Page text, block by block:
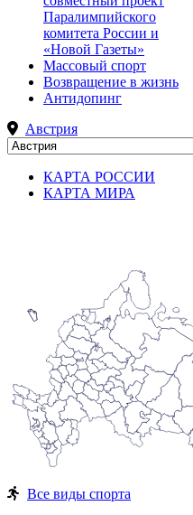
Паралимпийского
комитета России и
«Новой Газеты»
Массовый спорт
Возвращение в жизнь
Антидопинг
Австрия
КАРТА РОССИИ
КАРТА МИРА
Все виды спорта